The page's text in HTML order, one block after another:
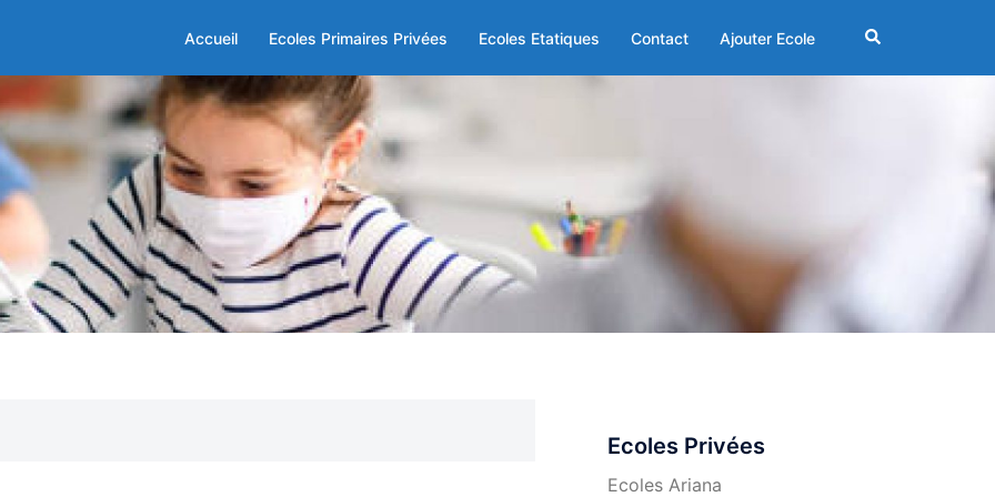
Accueil Ecoles Primaires Privées Ecoles Etatiques Contact Ajouter Ecole Rechercher
Ecoles Privées
Ecoles Ariana